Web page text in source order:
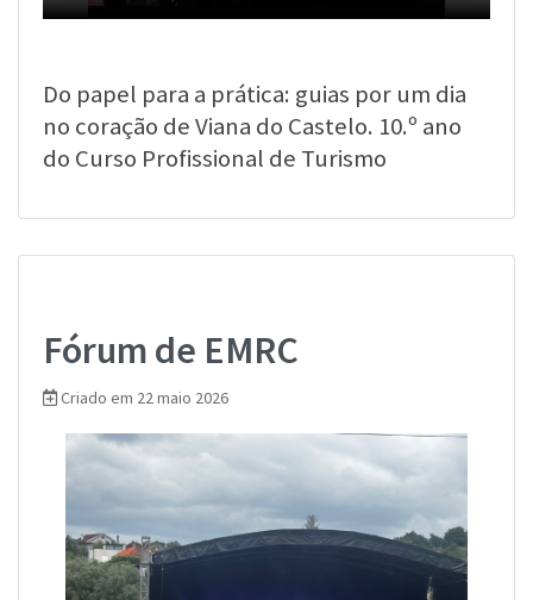
Do papel para a prática: guias por um dia
no coração de Viana do Castelo. 10.º ano
do Curso Profissional de Turismo
Fórum de EMRC
Criado em 22 maio 2026